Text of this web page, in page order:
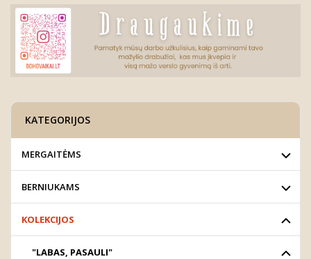
KATEGORIJOS
MERGAITĖMS
BERNIUKAMS
KOLEKCIJOS
"LABAS, PASAULI"